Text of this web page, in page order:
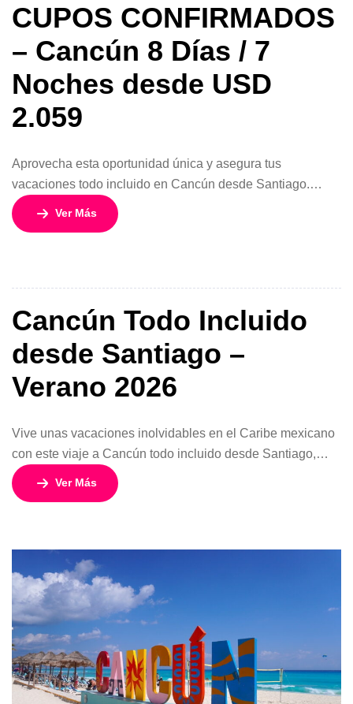
CUPOS CONFIRMADOS
– Cancún 8 Días / 7
Noches desde USD
2.059
Aprovecha esta oportunidad única y asegura tus
vacaciones todo incluido en Cancún desde Santiago.
Disfruta de playas de arena blanca, aguas turquesas y
hoteles con todo incluido, en un programa diseñado para
acuáticos, explora la cultura maya […]
Ver Más
Cancún Todo Incluido
desde Santiago –
Verano 2026
Vive unas vacaciones inolvidables en el Caribe mexicano
con este viaje a Cancún todo incluido desde Santiago,
ideal para quienes buscan descanso, diversión y paisajes
de ensueño. Con vuelos en SKY Airline, alojamiento en
preocupaciones. Cancún te sorprenderá con sus playas de
[…]
Ver Más